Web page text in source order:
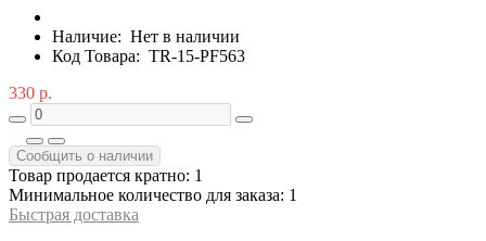
Наличие: Нет в наличии
Код Товара: TR-15-PF563
330 р.
Сообщить о наличии
Товар продается кратно: 1
Минимальное количество для заказа: 1
Быстрая доставка